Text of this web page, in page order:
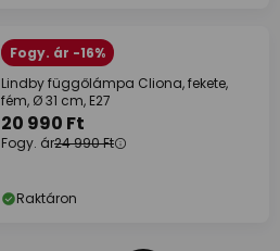
Fogy. ár -16%
Lindby függőlámpa Cliona, fekete,
fém, Ø 31 cm, E27
20 990 Ft
Fogy. ár24 990 Ft
Raktáron